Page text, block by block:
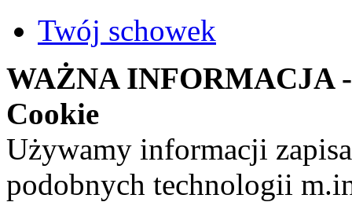
Twój schowek
WAŻNA INFORMACJA
Cookie
Używamy informacji
podobnych technologii